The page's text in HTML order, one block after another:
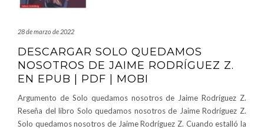
28 de marzo de 2022
DESCARGAR SOLO QUEDAMOS
NOSOTROS DE JAIME RODRÍGUEZ Z.
EN EPUB | PDF | MOBI
Argumento de Solo quedamos nosotros de Jaime Rodríguez Z.
Reseña del libro Solo quedamos nosotros de Jaime Rodríguez Z.
Solo quedamos nosotros de Jaime Rodríguez Z. Cuando estalló la